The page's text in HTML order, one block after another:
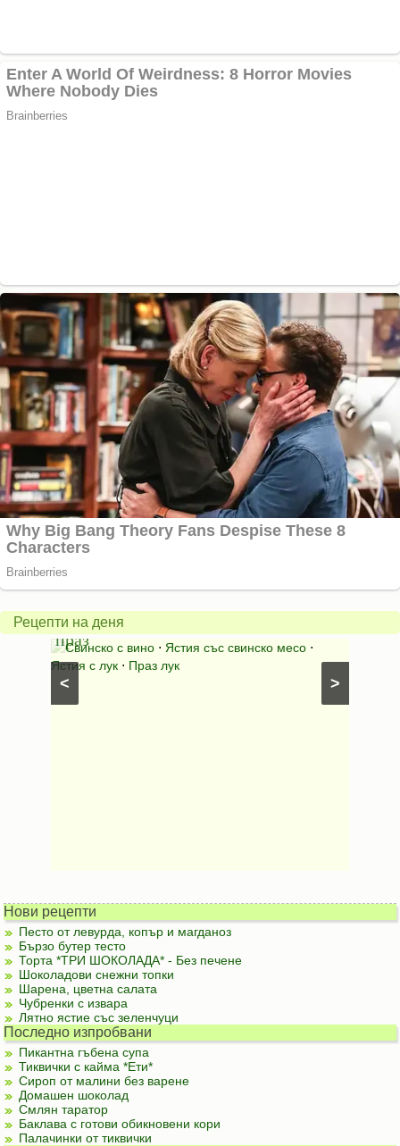
Рецепти на деня
>
<
Свинско
с
праз
Свинско с вино ⋅ Ястия със свинско месо ⋅
Ястия с лук ⋅ Праз лук
с
яйца
Нови рецепти
Песто от левурда, копър и магданоз
Бързо бутер тесто
Торта *ТРИ ШОКОЛАДА* - Без печене
Шоколадови снежни топки
Шарена, цветна салата
Чубренки с извара
Лятно ястие със зеленчуци
Последно изпробвани
Пикантна гъбена супа
Тиквички с кайма *Ети*
Сироп от малини без варене
Домашен шоколад
Смлян таратор
Баклава с готови обикновени кори
Палачинки от тиквички